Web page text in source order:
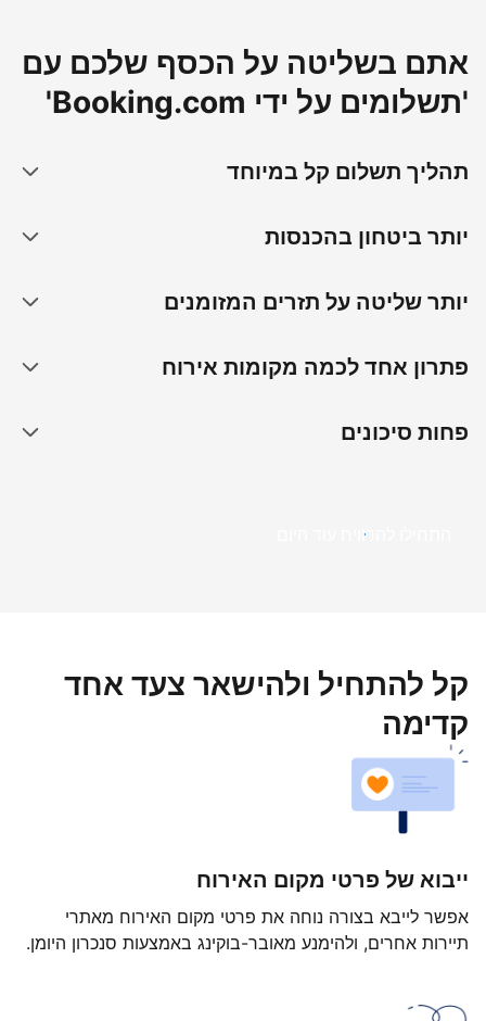
אתם בשליטה על הכסף שלכם עם
'תשלומים על ידי Booking.com'
תהליך תשלום קל במיוחד
יותר ביטחון בהכנסות
יותר שליטה על תזרים המזומנים
פתרון אחד לכמה מקומות אירוח
פחות סיכונים
התחילו להרוויח עוד היום
קל להתחיל ולהישאר צעד אחד
קדימה
ייבוא של פרטי מקום האירוח
אפשר לייבא בצורה נוחה את פרטי מקום האירוח מאתרי
תיירות אחרים, ולהימנע מאובר-בוקינג באמצעות סנכרון היומן.